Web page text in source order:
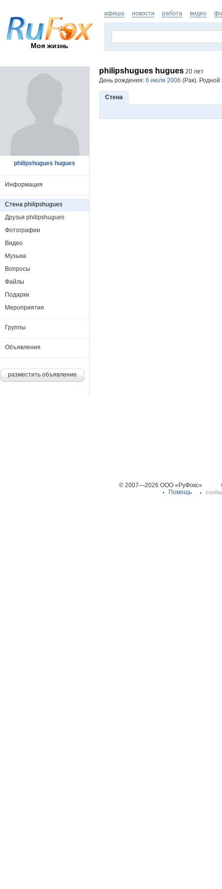
Моя жизнь
афиша новости работа видео
philipshugues hugues 20 лет
День рождения: 6 июля 2006 (Рак). Родной
Стена
philipshugues hugues
Информация
Стена philipshugues
Друзья philipshugues
Фотографии
Видео
Музыка
Вопросы
Файлы
Подарки
Мероприятия
Группы
Объявления
разместить объявление
© 2007—2026 ООО «РуФокс»
Помощь